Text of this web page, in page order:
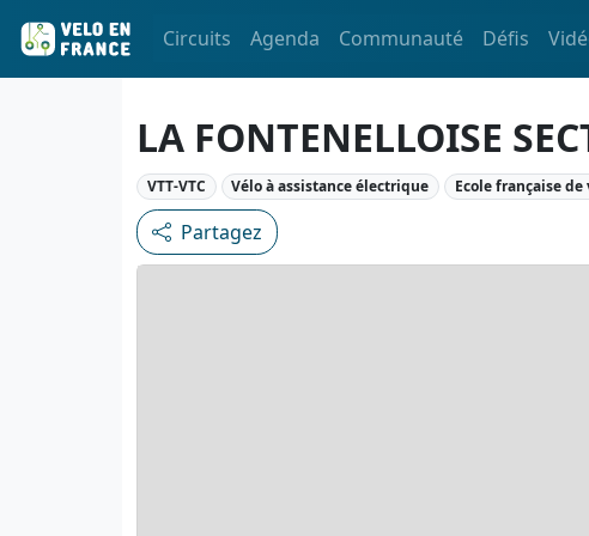
Circuits Agenda Communauté Défis
LA FONTENELLOISE
VTT-VTC Vélo à assistance électrique Ecole française de
Partagez